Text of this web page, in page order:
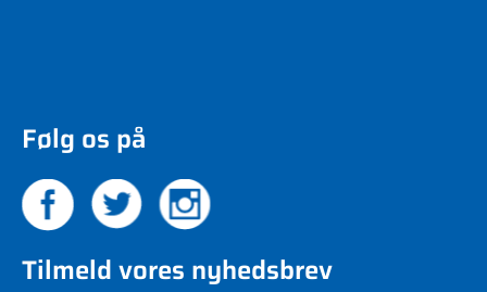
Følg os på
Tilmeld vores nyhedsbrev